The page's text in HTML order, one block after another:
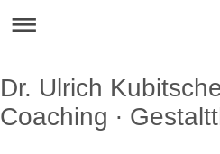
Dr. Ulrich
Coaching ∙